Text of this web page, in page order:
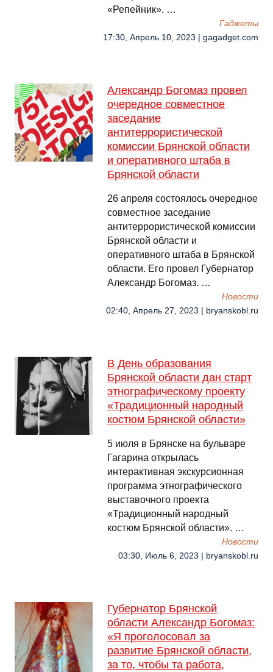
«Репейник». …
Гаджеты
17:30, Апрель 10, 2023 | gagadget.com
Александр Богомаз провел
очередное совместное
заседание
антитеррористической
комиссии Брянской области
и оперативного штаба в
Брянской области
26 апреля состоялось очередное
совместное заседание
антитеррористической комиссии
Брянской области и
оперативного штаба в Брянской
области. Его провел Губернатор
Александр Богомаз. …
Новости
02:40, Апрель 27, 2023 | bryanskobl.ru
В День образования
Брянской области дан старт
этнографическому проекту
«Традиционный народный
костюм Брянской области»
5 июля в Брянске на бульваре
Гагарина открылась
интерактивная экскурсионная
программа этнографического
выставочного проекта
«Традиционный народный
костюм Брянской области». …
Новости
03:30, Июль 6, 2023 | bryanskobl.ru
Губернатор Брянской
области Александр Богомаз:
«Я проголосовал за
развитие Брянской области,
за то, чтобы та работа,